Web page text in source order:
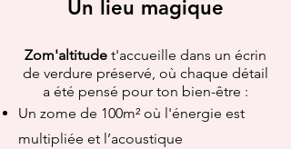
Un lieu magique
Zom'altitude t'accueille dans un écrin
de verdure préservé, où chaque détail
a été pensé pour ton bien-être :
Un zome de 100m² où l'énergie est
multipliée et l’acoustique